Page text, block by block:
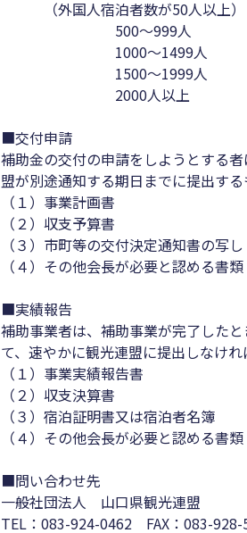
（外国人宿泊者数が50人以上）
500～999人
1000～1499
1500～1999
2000人以上
■交付申請
補助金の交付の申請をしようとする
盟が別途通知する期日までに提出する
（１）事業計画書
（２）収支予算書
（３）市町等の交付決定通知書の写し
（４）その他会長が必要と認める書類
■実績報告
補助事業者は、補助事業が完了した
て、速やかに観光連盟に提出しなけれ
（１）事業実績報告書
（２）収支決算書
（３）宿泊証明書又は宿泊者名簿
（４）その他会長が必要と認める書類
■問い合わせ先
一般社団法人 山口県観光連盟
TEL：083-924-0462 FAX：083-928-